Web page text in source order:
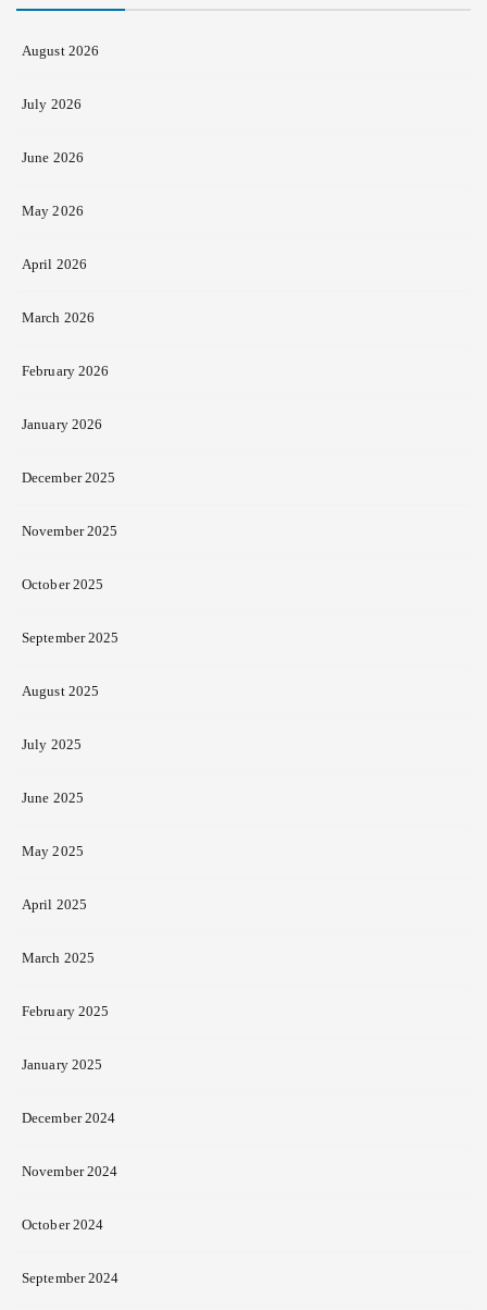
August 2026
July 2026
June 2026
May 2026
April 2026
March 2026
February 2026
January 2026
December 2025
November 2025
October 2025
September 2025
August 2025
July 2025
June 2025
May 2025
April 2025
March 2025
February 2025
January 2025
December 2024
November 2024
October 2024
September 2024